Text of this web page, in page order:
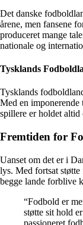
Det danske
årene, men fansene
produceret mange
nationale og
Tysklands
Tysklands
Med en imponerende
spillere er holdet
Fremtiden for
Uanset om det er i
lys. Med fortsat
begge lande forblive
“Fodbold er
støtte sit hold
passioneret